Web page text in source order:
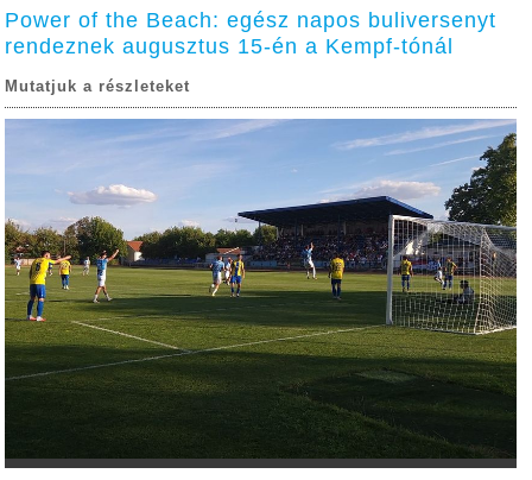
Power of the Beach: egész napos buliversenyt
rendeznek augusztus 15-én a Kempf-tónál
Mutatjuk a részleteket